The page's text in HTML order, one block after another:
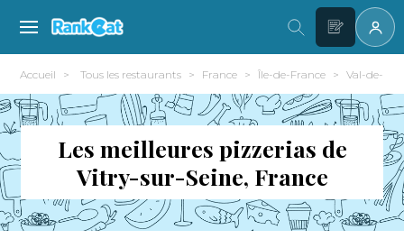
Accueil Tous les restaurants France Île-de-France Val-de-
Les meilleures pizzerias de
Vitry-sur-Seine, France